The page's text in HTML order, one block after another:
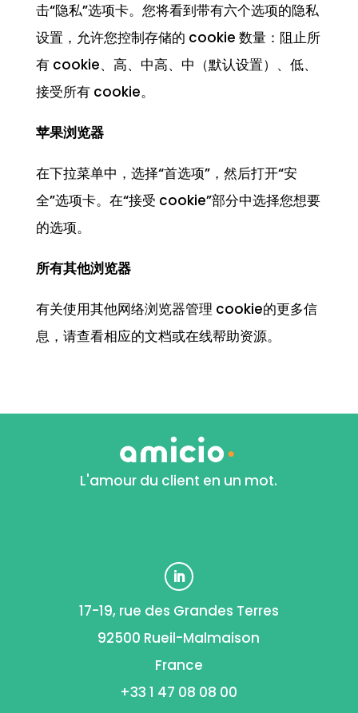
击“隐私”选项卡。您将看到带有六个选项的隐私
设置，允许您控制存储的 cookie 数量：阻止所
有 cookie、高、中高、中（默认设置）、低、
接受所有 cookie。
苹果浏览器
在下拉菜单中，选择“首选项”，然后打开“安
全”选项卡。在“接受 cookie”部分中选择您想要
的选项。
所有其他浏览器
有关使用其他网络浏览器管理 cookie的更多信
息，请查看相应的文档或在线帮助资源。
L'amour du client en un mot.
17-19, rue des Grandes Terres
92500 Rueil-Malmaison
France
+33 1 47 08 08 00